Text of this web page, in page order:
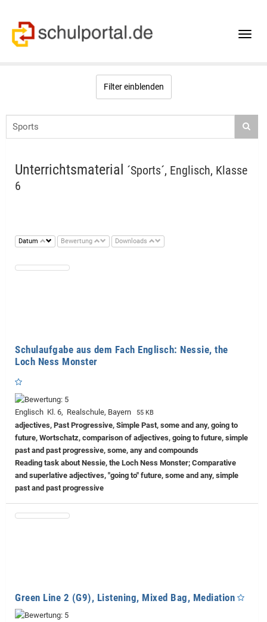
Toggle
Filter einblenden
Unterrichtsmaterial ´Sports´, Englisch, Klasse
6
Datum Bewertung Downloads
Schulaufgabe aus dem Fach Englisch: Nessie, the
Loch Ness Monster
Englisch Kl. 6, Realschule, Bayern 55 KB
adjectives, Past Progressive, Simple Past, some and any, going to
future, Wortschatz, comparison of adjectives, going to future, simple
past and past progressive, some, any and compounds
Reading task about Nessie, the Loch Ness Monster; Comparative
and superlative adjectives, "going to" future, some and any, simple
past and past progressive
Green Line 2 (G9), Listening, Mixed Bag, Mediation